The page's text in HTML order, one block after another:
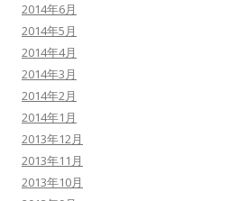
2014年6月
2014年5月
2014年4月
2014年3月
2014年2月
2014年1月
2013年12月
2013年11月
2013年10月